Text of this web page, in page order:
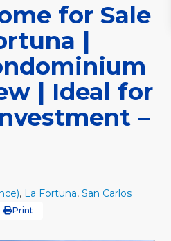
for Sale
|
| Ideal for
–
, La Fortuna, San Carlos
Print